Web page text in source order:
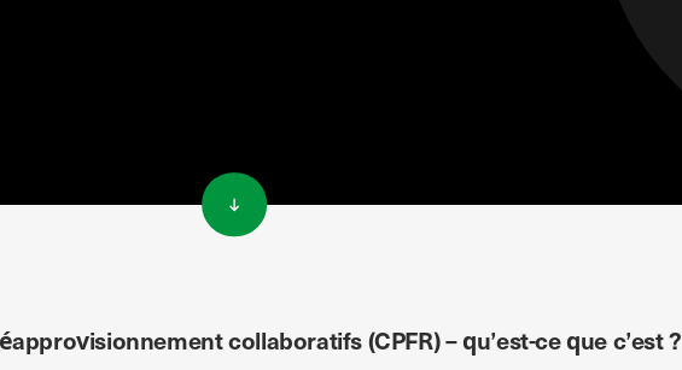
collaboratifs (CPFR) – qu’est-ce que c’est ?